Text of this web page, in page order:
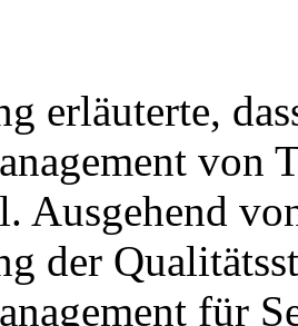
erläuterte,
von
Ausgehend
der
für